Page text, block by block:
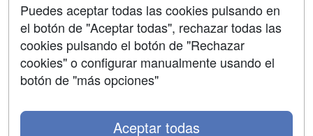
Grupo formazion:
Puedes aceptar todas las cookies pulsando en
el botón de "Aceptar todas", rechazar todas las
cookies pulsando el botón de "Rechazar
cookies" o configurar manualmente usando el
botón de "más opciones"
Aceptar todas